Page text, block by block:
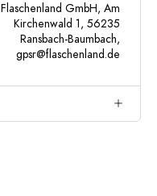
Flaschenland GmbH, Am
Kirchenwald 1, 56235
Ransbach-Baumbach,
gpsr@flaschenland.de